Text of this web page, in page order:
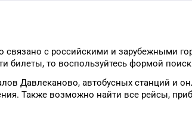
связано с российскими и зарубежными
билеты, то воспользуйтесь формой
Давлеканово, автобусных станций и
Также возможно найти все рейсы,